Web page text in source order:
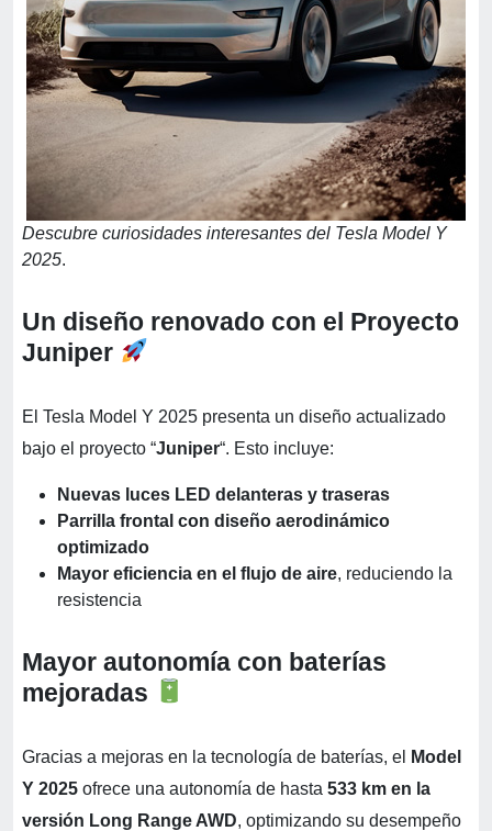
Descubre curiosidades interesantes del Tesla Model Y
2025.
Un diseño renovado con el Proyecto
Juniper
El Tesla Model Y 2025 presenta un diseño actualizado
bajo el proyecto “Juniper“. Esto incluye:
Nuevas luces LED delanteras y traseras
Parrilla frontal con diseño aerodinámico
optimizado
Mayor eficiencia en el flujo de aire, reduciendo la
resistencia
Mayor autonomía con baterías
mejoradas
Gracias a mejoras en la tecnología de baterías, el
Model
Y 2025 ofrece una autonomía de hasta 533 km en la
versión Long Range AWD, optimizando su desempeño